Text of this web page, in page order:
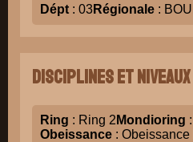
Dépt : 03Régionale :
Disciplines et niveaux
Ring : Ring 2 Mondioring
Obeissance : Obeissance